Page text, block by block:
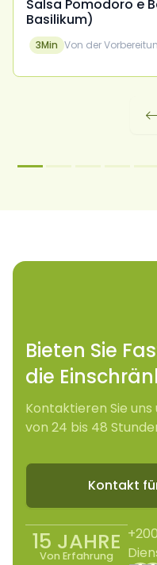
Salsa Pomodoro e
Basilikum)
3Min Von der
Bieten Sie
die
Kontaktieren Sie
von 24 bis 48
Kontakt
15 JAHRE
Von Erfahrung